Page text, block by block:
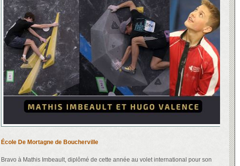
École De Mortagne de Boucherville
Bravo à Mathis Imbeault, diplômé de cette année au volet international pour son